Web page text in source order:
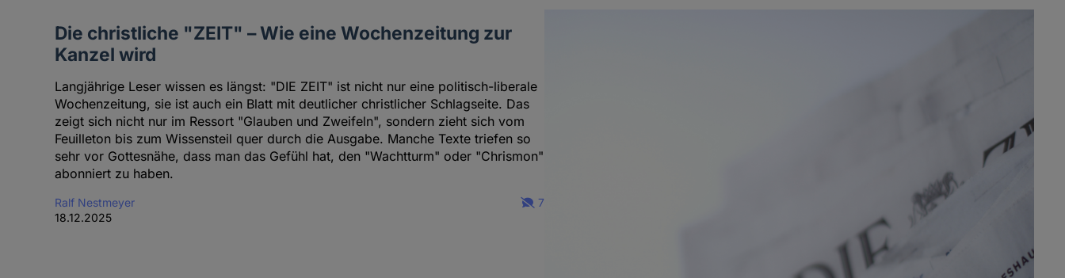
Die christliche "ZEIT" – Wie eine Wochenzeitung zur
Kanzel wird
Langjährige Leser wissen es längst: "DIE ZEIT" ist nicht nur eine politisch-liberale
Wochenzeitung, sie ist auch ein Blatt mit deutlicher christlicher Schlagseite. Das
zeigt sich nicht nur im Ressort "Glauben und Zweifeln", sondern zieht sich vom
Feuilleton bis zum Wissensteil quer durch die Ausgabe. Manche Texte triefen so
sehr vor Gottesnähe, dass man das Gefühl hat, den "Wachtturm" oder "Chrismon"
abonniert zu haben.
Ralf Nestmeyer
18.12.2025
7